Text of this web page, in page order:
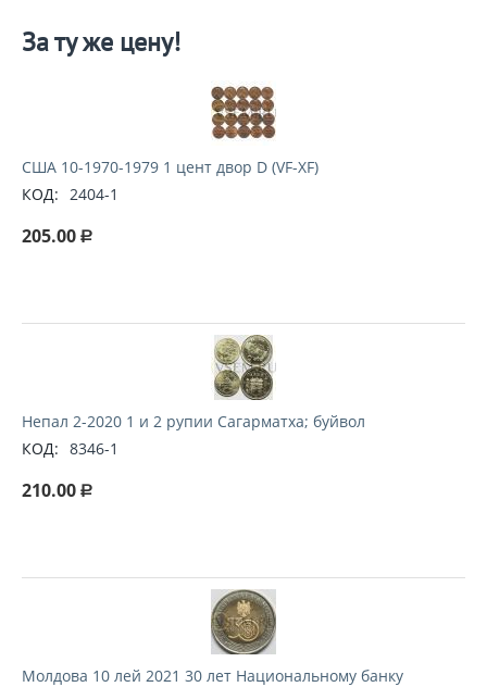
За ту же цену!
США 10-1970-1979 1 цент двор D (VF-XF)
КОД: 2404-1
205.00 Р
Непал 2-2020 1 и 2 рупии Сагарматха; буйвол
КОД: 8346-1
210.00 Р
Молдова 10 лей 2021 30 лет Национальному банку